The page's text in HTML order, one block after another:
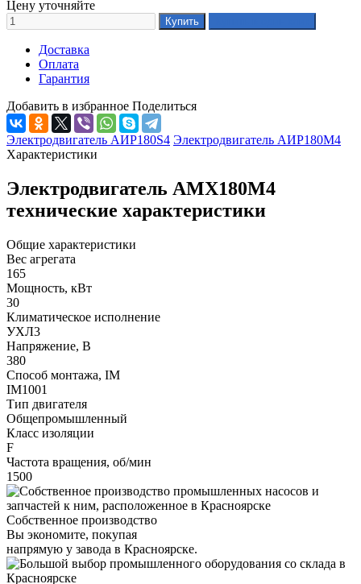
Цену уточняйте
Доставка
Оплата
Гарантия
Добавить в избранное Поделиться
Электродвигатель АИР180S4 Электродвигатель АИР180М4
Характеристики
Электродвигатель АМХ180М4
технические характеристики
Общие характеристики
Вес агрегата
165
Мощность, кВт
30
Климатическое исполнение
УХЛ3
Напряжение, В
380
Способ монтажа, IM
IM1001
Тип двигателя
Общепромышленный
Класс изоляции
F
Частота вращения, об/мин
1500
Собственное производство
Вы экономите, покупая
напрямую у завода в Красноярске.